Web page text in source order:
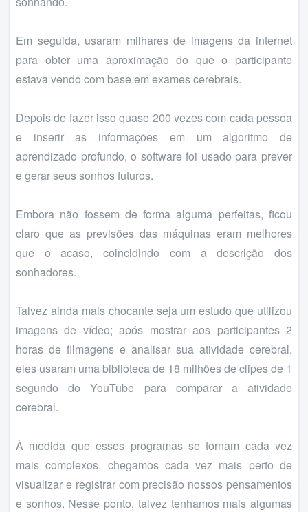
Em seguida, usaram milhares de imagens da internet
para obter uma aproximação do que o participante
estava vendo com base em exames cerebrais.
Depois de fazer isso quase 200 vezes com cada pessoa
e inserir as informações em um algoritmo de
aprendizado profundo, o software foi usado para prever
e gerar seus sonhos futuros.
Embora não fossem de forma alguma perfeitas, ficou
claro que as previsões das máquinas eram melhores
que o acaso, coincidindo com a descrição dos
sonhadores.
Talvez ainda mais chocante seja um estudo que utilizou
imagens de vídeo; após mostrar aos participantes 2
horas de filmagens e analisar sua atividade cerebral,
eles usaram uma biblioteca de 18 milhões de clipes de 1
segundo do YouTube para comparar a atividade
cerebral.
À medida que esses programas se tornam cada vez
mais complexos, chegamos cada vez mais perto de
visualizar e registrar com precisão nossos pensamentos
e sonhos. Nesse ponto, talvez tenhamos mais algumas